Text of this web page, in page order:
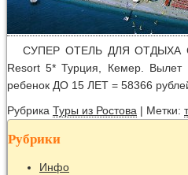
СУПЕР ОТЕЛЬ ДЛЯ ОТДЫХА
Resort 5* Турция, Кемер.
ребенок ДО 15 ЛЕТ = 58366
Рубрика Туры из Ростова | Метки:
Рубрики
Инфо